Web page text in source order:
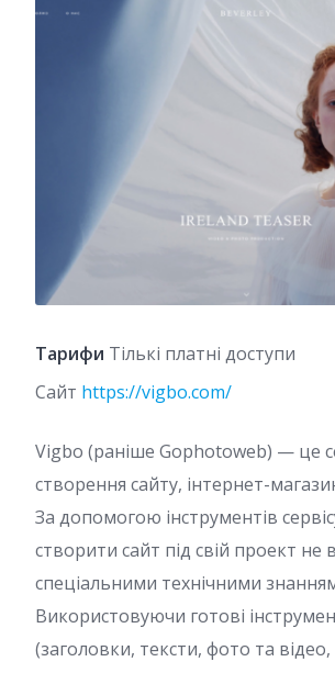
Тарифи Тількі платні доступи
Сайт https://vigbo.com/
Vigbo (раніше Gophotoweb) — це
створення сайту, інтернет-
За допомогою інструментів
створити сайт під свій проект не
спеціальними технічними
Використовуючи готові
(заголовки, тексти, фото та відео,